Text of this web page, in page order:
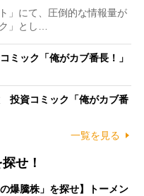
」にて、圧倒的な情報量が
」とし…
ック「俺がカブ番長！」
投資コミック「俺がカブ番
一覧を見る
せ！
爆騰株」を探せ】トーメン